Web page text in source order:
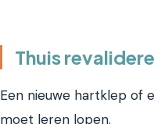
Thuis
Een nieuwe hartklep of
moet leren lopen.